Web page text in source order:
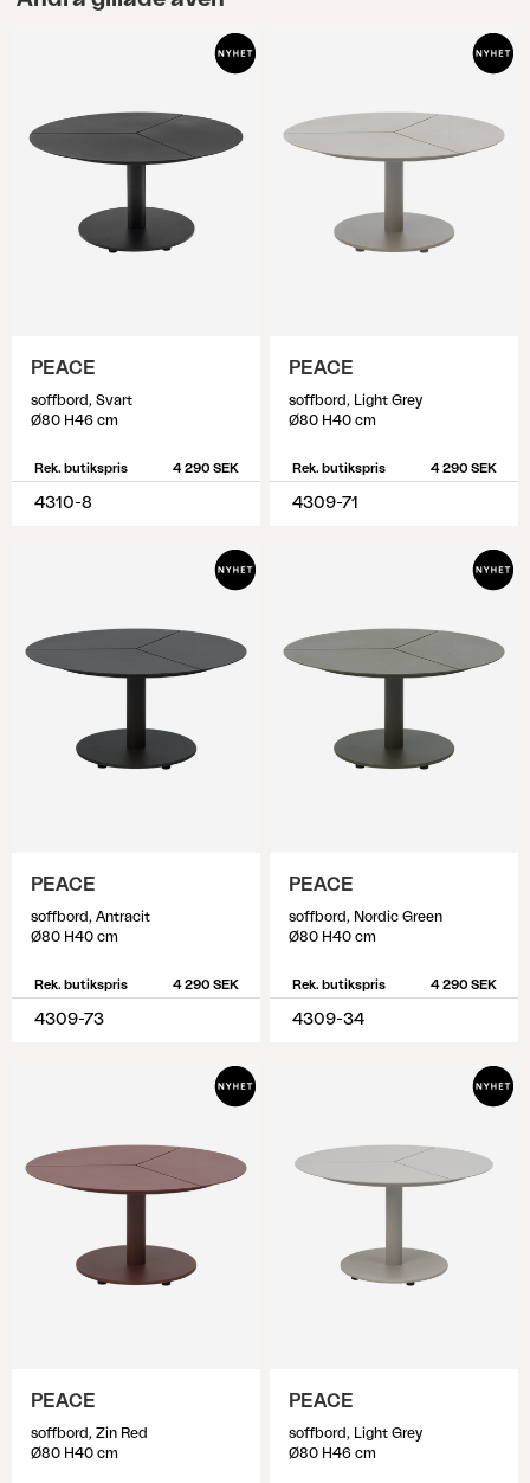
PEACE
soffbord, Svart
Ø80 H46 cm
Rek. butikspris 4 290 SEK
4310-8
PEACE
soffbord, Light Grey
Ø80 H40 cm
Rek. butikspris 4 290 SEK
4309-71
PEACE
soffbord, Antracit
Ø80 H40 cm
Rek. butikspris 4 290 SEK
4309-73
PEACE
soffbord, Nordic Green
Ø80 H40 cm
Rek. butikspris 4 290 SEK
4309-34
PEACE
soffbord, Zin Red
Ø80 H40 cm
PEACE
soffbord, Light Grey
Ø80 H46 cm